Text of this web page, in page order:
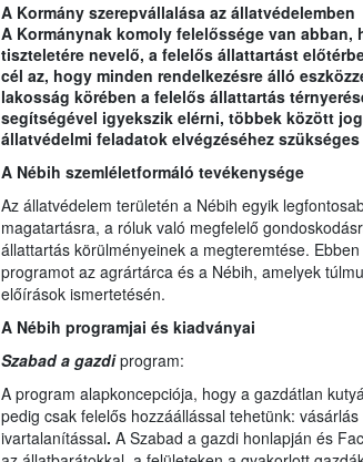
A Kormány szerepvállalása az állatvédelemben
A Kormánynak komoly felelőssége van abban,
tiszteletére nevelő, a felelős állattartást
cél az, hogy minden rendelkezésre álló
lakosság körében a felelős állattartás
segítségével igyekszik elérni, többek között
állatvédelmi feladatok elvégzéséhez
A Nébih szemléletformáló tevékenysége
Az állatvédelem területén a Nébih egyik
magatartásra, a róluk való megfelelő
állattartás körülményeinek a megteremtése.
programot az agrártárca és a Nébih, amelyek
előírások ismertetésén.
A Nébih programjai és kiadványai
Szabad a gazdiprogram:
A program alapkoncepciója, hogy a gazdátlan
pedig csak felelős hozzáállással tehetünk:
ivartalanítással. A Szabad a gazdi honlapján és